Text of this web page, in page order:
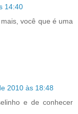
14:40
você que é uma
2010 às 18:48
e de conhecer